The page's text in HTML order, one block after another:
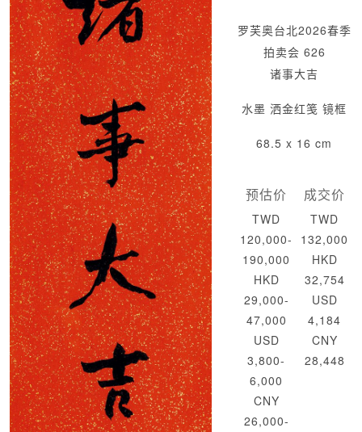
罗芙奥台北2026春季
拍卖会 626
诸事大吉
水墨 洒金红笺 镜框
68.5 x 16 cm
预估价
TWD
120,000-
190,000
HKD
29,000-
47,000
USD
3,800-
6,000
CNY
26,000-
成交价
TWD
132,000
HKD
32,754
USD
4,184
CNY
28,448